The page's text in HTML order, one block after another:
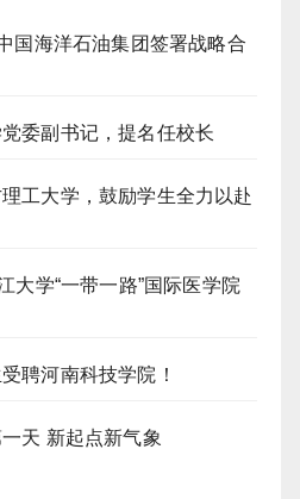
国海洋石油集团签署战略合
委副书记，提名任校长
工大学，鼓励学生全力以赴
大学“一带一路”国际医学院
聘河南科技学院！
天 新起点新气象